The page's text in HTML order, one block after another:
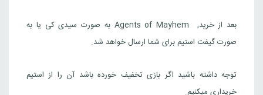
بعد از خرید, Agents of Mayhem به صورت سیدی کی یا به
صورت گیفت استیم برای شما ارسال خواهد شد.
توجه داشته باشید اگر بازی تخفیف خورده باشد آن را از استیم
خریداری میکنیم.